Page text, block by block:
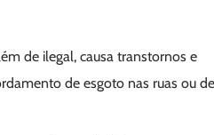
de ilegal, causa transtornos e
de esgoto nas ruas ou